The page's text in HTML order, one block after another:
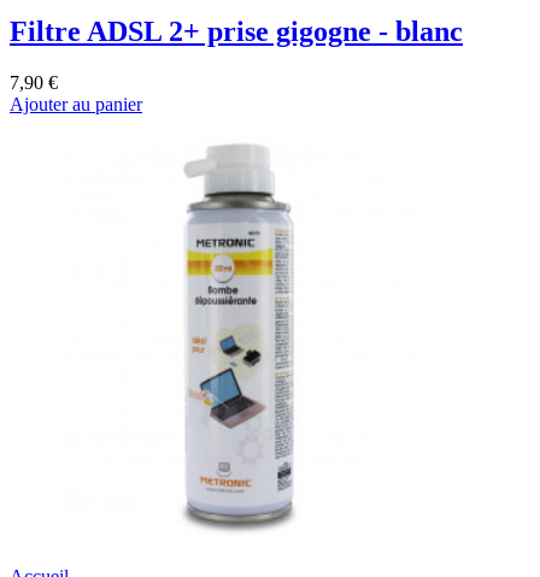
Filtre ADSL 2+ prise gigogne - blanc
7,90 €
Ajouter au panier